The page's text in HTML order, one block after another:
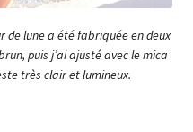
de lune a été fabriquée en deux
puis j’ai ajusté avec le mica
très clair et lumineux.